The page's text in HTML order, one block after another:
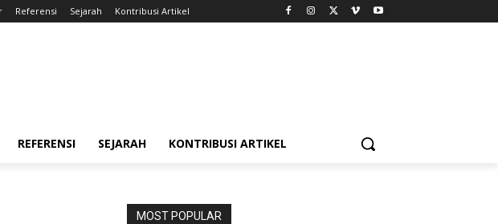
Referensi Sejarah Kontribusi Artikel
REFERENSI SEJARAH KONTRIBUSI ARTIKEL
MOST POPULAR